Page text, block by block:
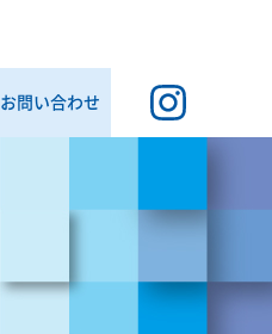
お問い合わせ